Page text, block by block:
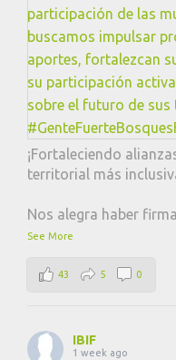
¡Fortaleciendo
territorial más
Nos alegra haber
See More
43 5 0
IBIF
1 week ago